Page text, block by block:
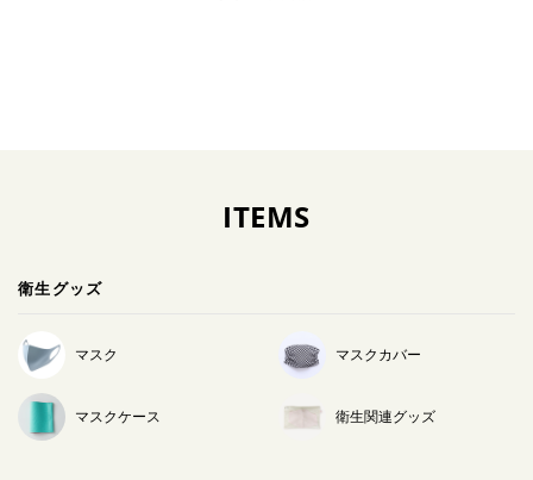
ITEMS
衛生グッズ
マスク マスクカバー
マスクケース 衛生関連グッズ